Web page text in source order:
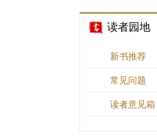
读者园地
新书推荐
常见问题
读者意见箱